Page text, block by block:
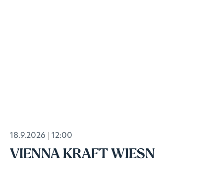
18.9.2026 12:00
VIENNA KRAFT WIESN